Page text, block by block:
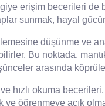
erişim becerileri de
sunmak, hayal
düşünme ve
Bu noktada,
arasında
hızlı okuma
öğrenmeye açık